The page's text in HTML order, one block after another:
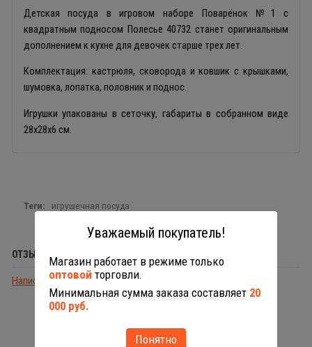
Детская посуда в игровом наборе Поварёнок №1 с
квадратным подносом Полесье 40732 станет оригинальным
дополнением к кухне для девочек старше трех лет.
Комплектация: кастрюля, сковорода и ковшик с крышками,
шумовка, лопатка, половник и поднос.
Игрушки упакованы в сеточку, габариты в собранном виде
28х28х6 см.
Теги: игрушечная посуда
ОТЗЫВЫ (0)
Написать отзыв
ПОХОЖИЕ ТОВАРЫ
Уважаемый покупатель!
Магазин работает в режиме только
оптовой торговли.
Минимальная сумма заказа составляет 20
000 руб.
Понятно